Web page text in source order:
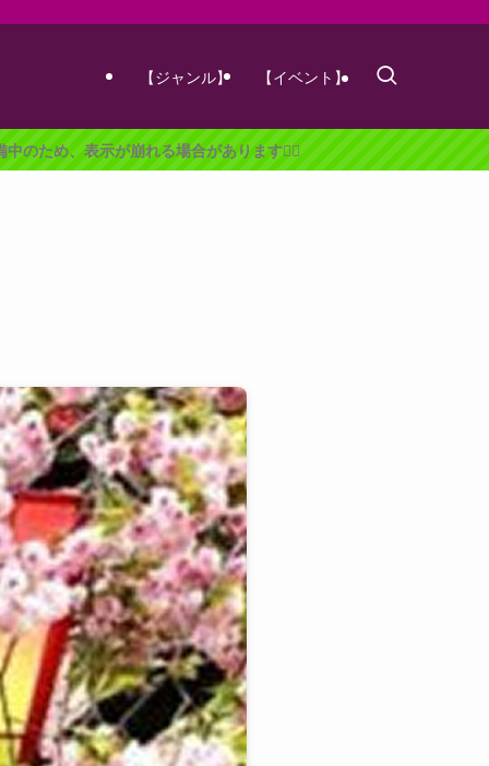
【ジャンル】 【イベント】
場合があります🙇‍♀️